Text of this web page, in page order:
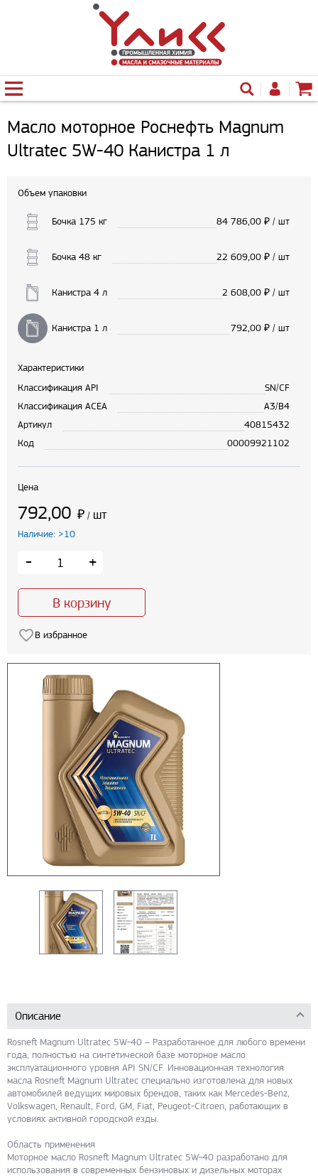
Масло моторное Роснефть Magnum
Ultratec 5W-40 Канистра 1 л
Объем упаковки
Бочка 175 кг 84 786,00 ₽ / шт
Бочка 48 кг 22 609,00 ₽ / шт
Канистра 4 л 2 608,00 ₽ / шт
Канистра 1 л 792,00 ₽ / шт
Характеристики
Классификация API
SN/CF
Классификация ACEA
A3/B4
Артикул
40815432
Код
00009921102
Цена
792,00 ₽ / шт
Наличие: >10
- +
В корзину
В избранное
Описание
Rosneft Magnum Ultratec 5W-40 – Разработанное для любого времени
года, полностью на синтетической базе моторное масло
эксплуатационного уровня API SN/CF. Инновационная технология
масла Rosneft Magnum Ultratec специально изготовлена для новых
автомобилей ведущих мировых брендов, таких как Mercedes-Benz,
Volkswagen, Renault, Ford, GM, Fiat, Peugeot-Citroen, работающих в
условиях активной городской езды.
Область применения
Моторное масло Rosneft Magnum Ultratec 5W-40 разработано для
использования в современных бензиновых и дизельных моторах